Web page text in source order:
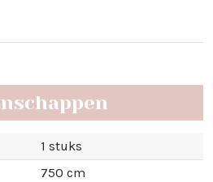
1 stuks
750 cm